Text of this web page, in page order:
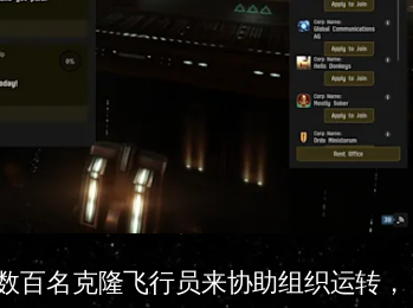
百名克隆飞行员来协助组织运转，